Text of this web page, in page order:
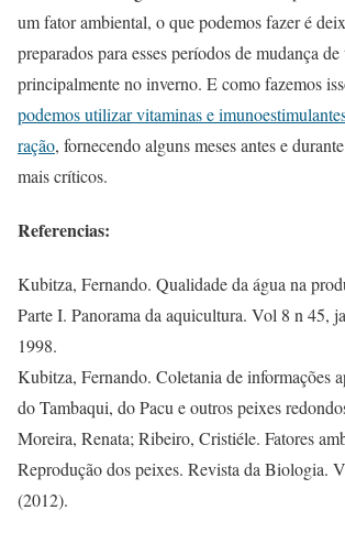
um fator ambiental, o que podemos fazer é
preparados para esses períodos de mudança
principalmente no inverno. E como fazemos
podemos utilizar vitaminas e
ração, fornecendo alguns meses antes e
mais críticos.
Referencias:
Kubitza, Fernando. Qualidade da água na
Parte I. Panorama da aquicultura. Vol 8 n 45,
1998.
Kubitza, Fernando. Coletania de informações
do Tambaqui, do Pacu e outros peixes
Moreira, Renata; Ribeiro, Cristiéle. Fatores
Reprodução dos peixes. Revista da Biologia.
(2012).